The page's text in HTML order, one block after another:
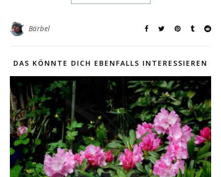
Bärbel
DAS KÖNNTE DICH EBENFALLS INTERESSIEREN